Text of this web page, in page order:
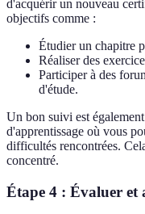
d'acquérir un nouveau
objectifs comme :
Étudier un chapitre
Réaliser des
Participer à des
d'étude.
Un bon suivi est
d'apprentissage où vous
difficultés rencontrées.
concentré.
Étape 4 : Évaluer et